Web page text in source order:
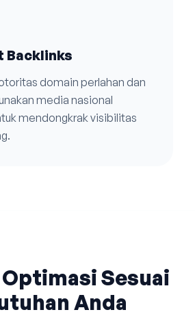
Backlinks
domain perlahan dan
media nasional
mendongkrak visibilitas
Optimasi Sesuai
Anda